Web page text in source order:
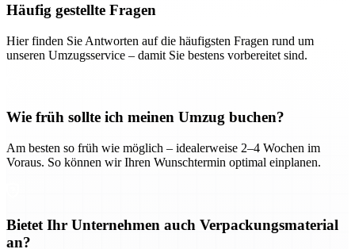
Häufig gestellte Fragen
Hier finden Sie Antworten auf die häufigsten Fragen rund um
unseren Umzugsservice – damit Sie bestens vorbereitet sind.
Wie früh sollte ich meinen Umzug buchen?
Am besten so früh wie möglich – idealerweise 2–4 Wochen im
Voraus. So können wir Ihren Wunschtermin optimal einplanen.
Bietet Ihr Unternehmen auch Verpackungsmaterial
an?